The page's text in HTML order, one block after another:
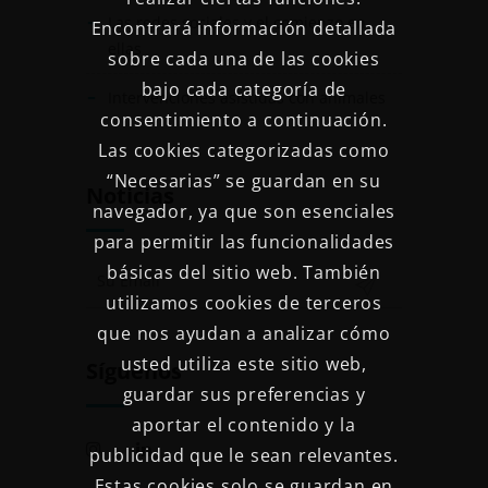
Las redes sociales y el comienzo en
ellas
Intervenciones asistidas con animales
Noticias
Síguenos
Encontrará información detallada
sobre cada una de las cookies
bajo cada categoría de
consentimiento a continuación.
Las cookies categorizadas como
“Necesarias” se guardan en su
navegador, ya que son esenciales
para permitir las funcionalidades
básicas del sitio web. También
utilizamos cookies de terceros
que nos ayudan a analizar cómo
usted utiliza este sitio web,
guardar sus preferencias y
aportar el contenido y la
publicidad que le sean relevantes.